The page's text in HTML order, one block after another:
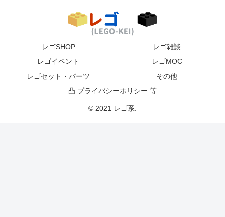
レゴSHOP
レゴ雑談
レゴイベント
レゴMOC
レゴセット・パーツ
その他
凸 プライバシーポリシー 等
© 2021 レゴ系.